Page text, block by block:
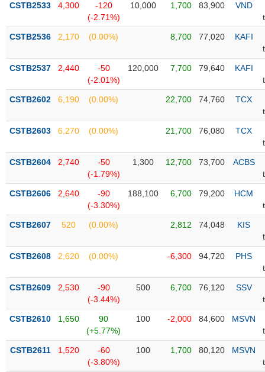
thái
phiếu
mô
thị
Niêm
Niêm
mới
yết
sung
niêm
yết
Theo
dõi
biệt
CSTB2533 4,300
-120
(-2.71%)
10,000 1,700 83,900
VND
CSTB2536 2,170 (0.00%) 8,700 77,020
KAFI
CSTB2537 2,440
-50
(-2.01%)
120,000 7,700 79,640
KAFI
CSTB2602 6,190 (0.00%) 22,700 74,760
TCX
CSTB2603 6,270 (0.00%) 21,700 76,080
TCX
CSTB2604 2,740
-50
(-1.79%)
1,300 12,700 73,700
ACBS
CSTB2606 2,640
-90
(-3.30%)
188,100 6,700 79,200
HCM
CSTB2607 520 (0.00%) 2,812 74,048
KIS
CSTB2608 2,620 (0.00%) -6,300 94,720
PHS
CSTB2609 2,530
-90
(-3.44%)
500 6,700 76,120
SSV
CSTB2610 1,650
90
(+5.77%)
100 -2,000 84,600
MSVN
CSTB2611 1,520
-60
(-3.80%)
100 1,700 80,120
MSVN
NGÀNH
DOANH
NGHIỆP
PHIẾU
PHÁI
TRÁI
CÔNG
ĐẦU
TƯ